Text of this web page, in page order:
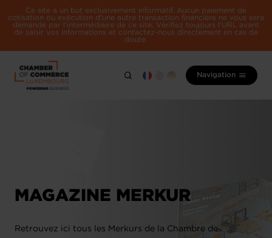
Ce site a un but exclusivement informatif. Aucun paiement de
cotisation ou exécution d'une autre transaction financière ne vous sera
demandé par l'intermédiaire de ce site. Vérifiez toujours l'URL avant
de saisir vos informations et contactez-nous directement en cas de
doute.
Navigation
MAGAZINE MERKUR
Retrouvez ici tous les Merkurs de la Chambre de